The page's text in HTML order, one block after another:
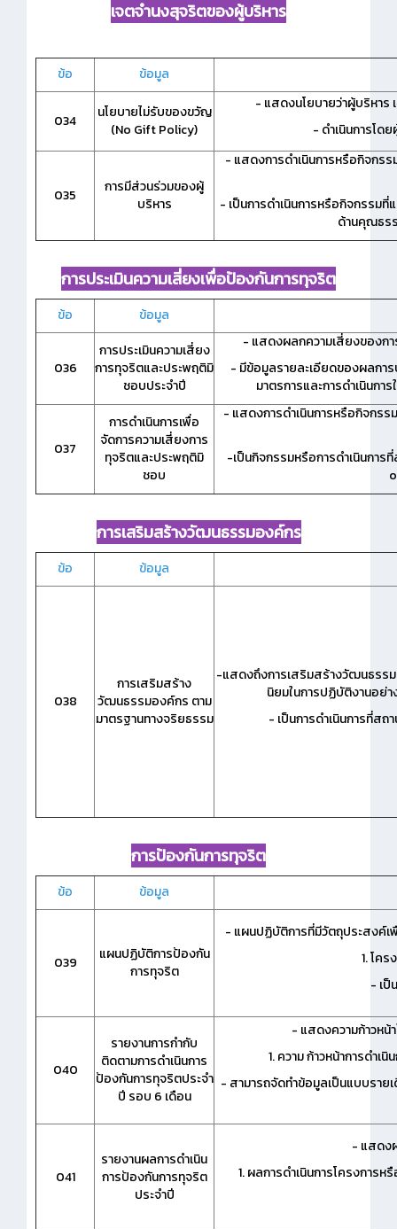
เจตจำนงสุจริตของผู้บริหาร
ข้อ ข้อมูล
034
นโยบายไม่รับของขวัญ
(No Gift Policy)
- แสดงนโยบายว่าผู้บริหาร
- ดำเนินการโ
035
การมีส่วนร่วมของผู้
บริหาร
- แสดงการดำเนินการหรือกิจกร
- เป็นการดำเนินการหรือกิจกรรม
ด้านคุณธร
การประเมินความเสี่ยงเพื่อป้องกันการทุจริต
ข้อ ข้อมูล
036
การประเมินความเสี่ยง
การทุจริตและประพฤติมิ
ชอบประจำปี
- แสดงผลกความเสี่ยงของก
- มีข้อมูลรายละเอียดของผลกา
มาตรการและการดำเนินกา
037
การดำเนินการเพื่อ
จัดการความเสี่ยงการ
ทุจริตและประพฤติมิ
ชอบ
- แสดงการดำเนินการหรือกิจกร
-เป็นกิจกรรมหรือการดำเนินกา
การเสริมสร้างวัฒนธรรมองค์กร
ข้อ ข้อมูล
038
การเสริมสร้าง
วัฒนธรรมองค์กร ตาม
มาตรฐานทางจริยธรรม
-แสดงถึงการเสริมสร้างวัฒนธรรม
นิยมในการปฏิบัติงานอย่
- เป็นการดำเนินการที่สถ
การป้องกันการทุจริต
ข้อ ข้อมูล
039
แผนปฏิบัติการป้องกัน
การทุจริต
- แผนปฏิบัติการที่มีวัตถุประสงค์
1. โค
- เป็
040
รายงานการกำกับ
ติดตามการดำเนินการ
ป้องกันการทุจริตประจำ
ปี รอบ 6 เดือน
- แสดงความก้าวหน้
1. ความ ก้าวหน้าการดำเ
- สามารถจัดทำข้อมูลเป็นแบบราย
041
รายงานผลการดำเนิน
การป้องกันการทุจริต
ประจำปี
- แสดง
1. ผลการดำเนินการโครงกา